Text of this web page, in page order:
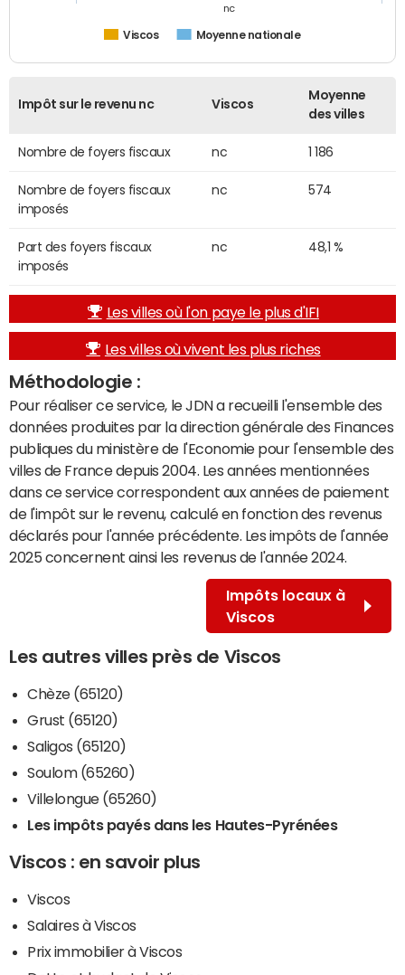
Viscos Moyenne nationale
nc
Impôt sur le revenu nc Viscos
Moyenne
des villes
Nombre de foyers fiscaux nc 1 186
Nombre de foyers fiscaux
imposés
nc 574
Part des foyers fiscaux
imposés
nc 48,1 %
Les villes où l'on paye le plus d'IFI
Les villes où vivent les plus riches
Méthodologie :
Pour réaliser ce service, le JDN a recueilli l'ensemble des
données produites par la direction générale des Finances
publiques du ministère de l'Economie pour l'ensemble des
villes de France depuis 2004. Les années mentionnées
dans ce service correspondent aux années de paiement
de l'impôt sur le revenu, calculé en fonction des revenus
déclarés pour l'année précédente. Les impôts de l'année
2025 concernent ainsi les revenus de l'année 2024.
Impôts locaux à
Viscos
Les autres villes près de Viscos
Chèze (65120)
Grust (65120)
Saligos (65120)
Soulom (65260)
Villelongue (65260)
Les impôts payés dans les Hautes-Pyrénées
Viscos : en savoir plus
Viscos
Salaires à Viscos
Prix immobilier à Viscos